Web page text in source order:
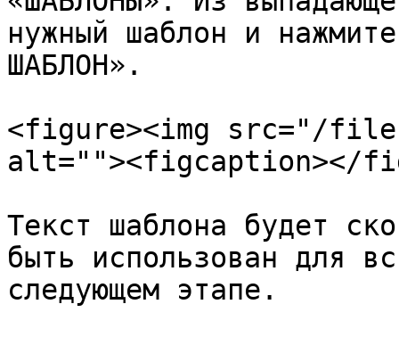
нужный шаблон и
ШАБЛОН».
<figure><img src="/files/
alt=""><figcaption></
Текст шаблона будет
быть использован для
следующем этапе.